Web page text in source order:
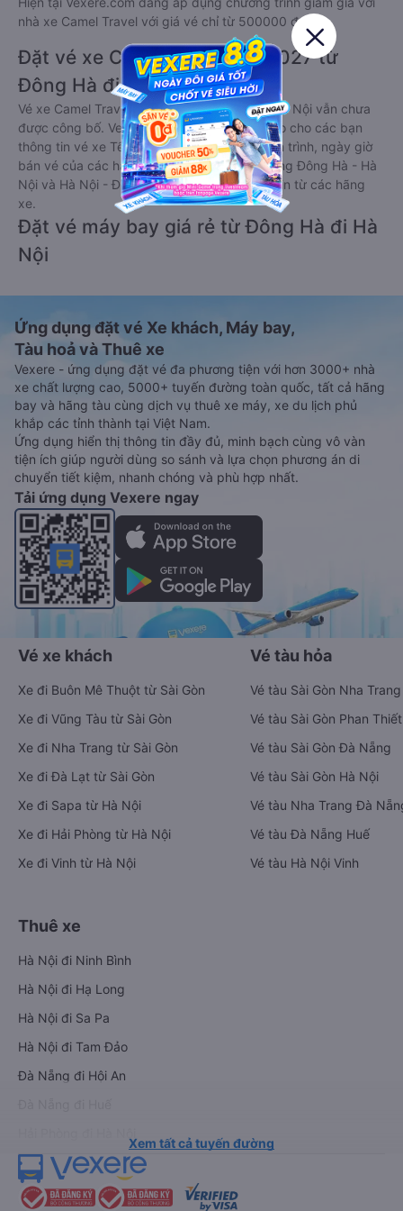
nhà xe Camel Travel với giá vé chỉ từ 500000 đ
Đặt vé xe Camel Travel Tết 2027 từ
Đông Hà đi Hà Nội
Vé xe Camel Travel tết 2027 từ Đông Hà đi Hà Nội vẫn chưa
được công bố. Vexere.com sẽ sớm thông báo cho các bạn
thông tin vé xe Tết 2027 bao gồm giá vé, lịch trình, ngày giờ
bán vé của các hãng xe khách đi tuyến đường Đông Hà - Hà
Nội và Hà Nội - Đông Hà ngay khi có thông tin từ các hãng
xe.
Đặt vé máy bay giá rẻ từ Đông Hà đi Hà
Nội
Ứng dụng đặt vé Xe khách, Máy bay,
Tàu hoả và Thuê xe
Vexere - ứng dụng đặt vé đa phương tiện với hơn 3000+ nhà
xe chất lượng cao, 5000+ tuyến đường toàn quốc, tất cả hãng
bay và hãng tàu cùng dịch vụ thuê xe máy, xe du lịch phủ
khắp các tỉnh thành tại Việt Nam.
Ứng dụng hiển thị thông tin đầy đủ, minh bạch cùng vô vàn
tiện ích giúp người dùng so sánh và lựa chọn phương án di
chuyển tiết kiệm, nhanh chóng và phù hợp nhất.
Tải ứng dụng Vexere ngay
Vé xe khách
Xe đi Buôn Mê Thuột từ Sài Gòn
Xe đi Vũng Tàu từ Sài Gòn
Xe đi Nha Trang từ Sài Gòn
Xe đi Đà Lạt từ Sài Gòn
Xe đi Sapa từ Hà Nội
Xe đi Hải Phòng từ Hà Nội
Xe đi Vinh từ Hà Nội
Vé tàu hỏa
Vé tàu Sài Gòn Nha Trang
Vé tàu Sài Gòn Phan Thiết
Vé tàu Sài Gòn Đà Nẵng
Vé tàu Sài Gòn Hà Nội
Vé tàu Nha Trang Đà
Vé tàu Đà Nẵng Huế
Vé tàu Hà Nội Vinh
Thuê xe
Hà Nội đi Ninh Bình
Hà Nội đi Hạ Long
Hà Nội đi Sa Pa
Hà Nội đi Tam Đảo
Đà Nẵng đi Hội An
Xem tất cả tuyến đường